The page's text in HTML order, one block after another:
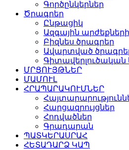
Գործընկերներ
Ծրագրեր
Ընթացիկ
Ազգային
Բիզնես ծրագրեր
Ավարտված
Գիտավերլուծական
ՄՐՑՈՒՅԹՆԵՐ
ՄԱՄՈՒԼ
ՀՐԱՊԱՐԱԿՈՒՄՆԵՐ
Հարցազրույցներ
Հոդվածներ
Գրադարան
ՊԱՏԿԵՐԱՍՐԱՀ
ՀԵՏԱԴԱՐՁ ԿԱՊ